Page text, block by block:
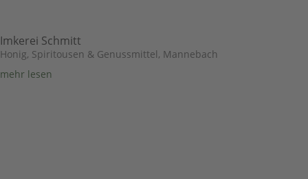
Imkerei Schmitt
Honig, Spiritousen & Genussmittel, Mannebach
mehr lesen